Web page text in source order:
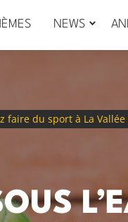
NEWS
faire du sport à La Vallée